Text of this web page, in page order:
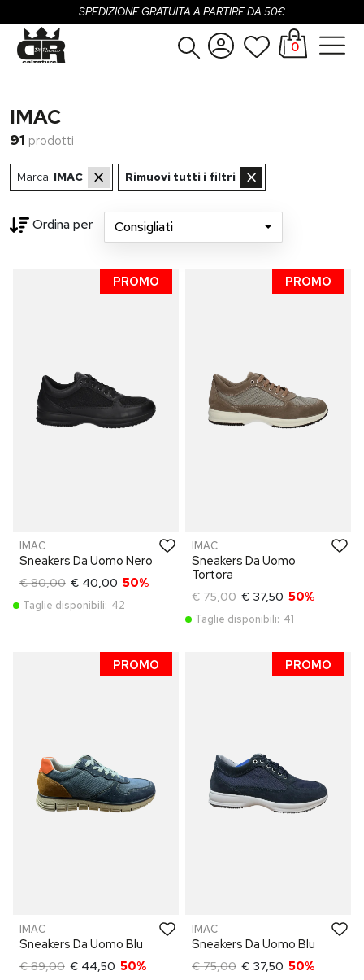
SPEDIZIONE GRATUITA A PARTIRE DA 50€
Uomo
Bambina
Registrati
0
IMAC
91 prodotti
Marca: IMAC × Rimuovi tutti i filtri ×
Ordina per Consigliati
PROMO
IMAC
Sneakers Da Uomo Nero
€ 80,00 € 40,00 50%
Taglie disponibili: 42
PROMO
IMAC
Sneakers Da Uomo
Tortora
€ 75,00 € 37,50 50%
Taglie disponibili: 41
PROMO
IMAC
Sneakers Da Uomo Blu
€ 89,00 € 44,50 50%
PROMO
IMAC
Sneakers Da Uomo Blu
€ 75,00 € 37,50 50%